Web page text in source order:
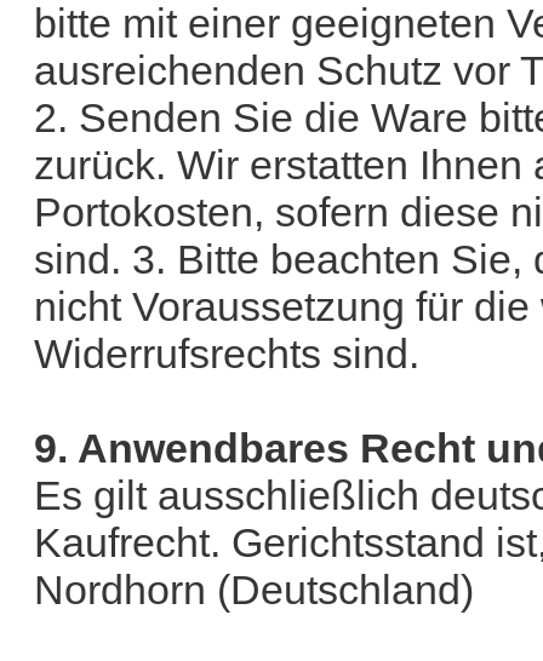
bitte mit einer geeigneten
ausreichenden Schutz vor
2. Senden Sie die Ware
zurück. Wir erstatten
Portokosten, sofern diese
sind. 3. Bitte beachten Sie,
nicht Voraussetzung für
Widerrufsrechts sind.
9. Anwendbares Recht
Es gilt ausschließlich
Kaufrecht. Gerichtsstand
Nordhorn (Deutschland)